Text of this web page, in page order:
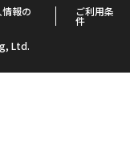
報の ご利用条
件
Ltd.